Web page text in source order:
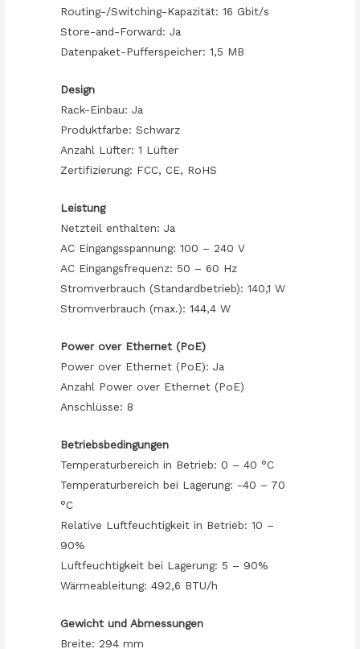
Routing-/Switching-Kapazität: 16 Gbit/s
Store-and-Forward: Ja
Datenpaket-Pufferspeicher: 1,5 MB
Design
Rack-Einbau: Ja
Produktfarbe: Schwarz
Anzahl Lüfter: 1 Lüfter
Zertifizierung: FCC, CE, RoHS
Leistung
Netzteil enthalten: Ja
AC Eingangsspannung: 100 – 240 V
AC Eingangsfrequenz: 50 – 60 Hz
Stromverbrauch (Standardbetrieb): 140,1 W
Stromverbrauch (max.): 144,4 W
Power over Ethernet (PoE)
Power over Ethernet (PoE): Ja
Anzahl Power over Ethernet (PoE)
Anschlüsse: 8
Betriebsbedingungen
Temperaturbereich in Betrieb: 0 – 40 °C
Temperaturbereich bei Lagerung: -40 – 70
°C
Relative Luftfeuchtigkeit in Betrieb: 10 –
90%
Luftfeuchtigkeit bei Lagerung: 5 – 90%
Wärmeableitung: 492,6 BTU/h
Gewicht und Abmessungen
Breite: 294 mm